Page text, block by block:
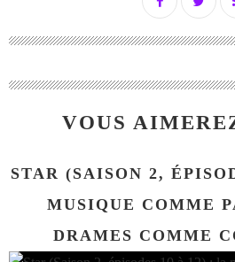
VOUS
STAR (SAISON 2,
MUSIQUE COMME
DRAMES COMME